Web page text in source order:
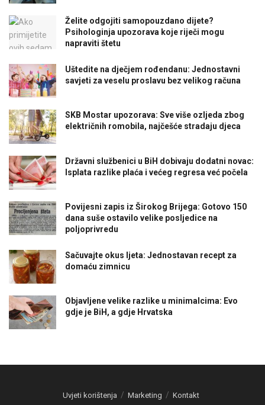
Želite odgojiti samopouzdano dijete?
Psihologinja upozorava koje riječi mogu
napraviti štetu
Uštedite na dječjem rođendanu: Jednostavni
savjeti za veselu proslavu bez velikog računa
SKB Mostar upozorava: Sve više ozljeda zbog
električnih romobila, najčešće stradaju djeca
Državni službenici u BiH dobivaju dodatni novac:
Isplata razlike plaća i većeg regresa već počela
Povijesni zapis iz Širokog Brijega: Gotovo 150
dana suše ostavilo velike posljedice na
poljoprivredu
Sačuvajte okus ljeta: Jednostavan recept za
domaću zimnicu
Objavljene velike razlike u minimalcima: Evo
gdje je BiH, a gdje Hrvatska
Uvjeti korištenja Marketing Kontakt